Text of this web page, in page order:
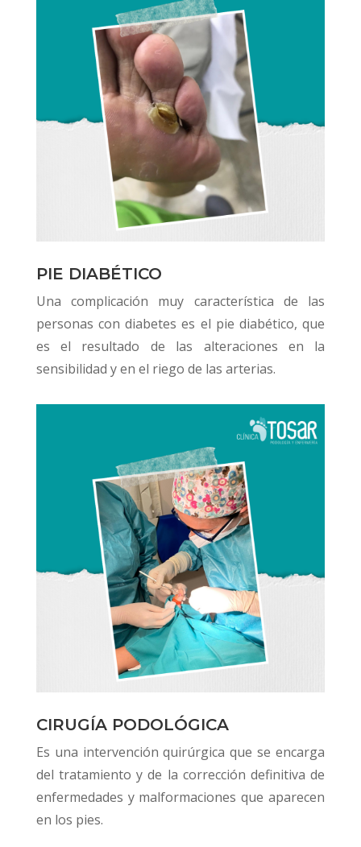
PIE DIABÉTICO
Una complicación muy característica de las
personas con diabetes es el pie diabético, que
es el resultado de las alteraciones en la
sensibilidad y en el riego de las arterias.
CIRUGÍA PODOLÓGICA
Es una intervención quirúrgica que se encarga
del tratamiento y de la corrección definitiva de
enfermedades y malformaciones que aparecen
en los pies.